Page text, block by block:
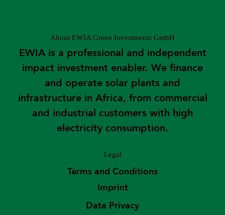
About EWIA Green Investments GmbH
EWIA is a professional and independent
impact investment enabler. We finance
and operate solar plants and
infrastructure in Africa, from commercial
and industrial customers with high
electricity consumption.
Legal
Terms and Conditions
Imprint
Data Privacy